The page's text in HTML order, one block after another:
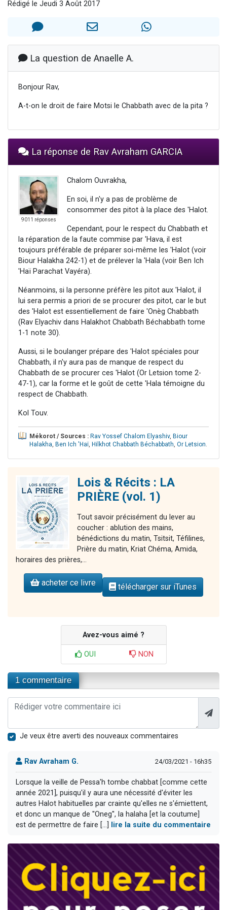
Il reste 49 places pour étudier en groupe sur Zoom
2 nouvelles musiques dans Torah-Box Music
6 personnes viennent de nous rejoindre sur WhatsApp
Rédigé le Jeudi 3 Août 2017
La question de Anaelle A.
Bonjour Rav,
A-t-on le droit de faire Motsi le Chabbath avec de la pita ?
La réponse de Rav Avraham GARCIA
9011 réponses
Chalom Ouvrakha,
En soi, il n'y a pas de problème de
consommer des pitot à la place des 'Halot.
Cependant, pour le respect du Chabbath et
la réparation de la faute commise par 'Hava, il est
toujours préférable de préparer soi-même les 'Halot (voir
Biour Halakha 242-1) et de prélever la 'Hala (voir Ben Ich
'Haï Parachat Vayéra).
Néanmoins, si la personne préfère les pitot aux 'Halot, il
lui sera permis a priori de se procurer des pitot, car le but
des 'Halot est essentiellement de faire 'Onèg Chabbath
(Rav Elyachiv dans Halakhot Chabbath Béchabbath tome
1-1 note 30).
Aussi, si le boulanger prépare des 'Halot spéciales pour
Chabbath, il n'y aura pas de manque de respect du
Chabbath de se procurer ces 'Halot (Or Letsion tome 2-
47-1), car la forme et le goût de cette 'Hala témoigne du
respect de Chabbath.
Kol Touv.
Mékorot / Sources : Rav Yossef Chalom Elyashiv, Biour
Halakha, Ben Ich 'Haï, Hilkhot Chabbath Béchabbath, Or Letsion.
Lois & Récits : LA
PRIÈRE (vol. 1)
Tout savoir précisément du lever au
coucher : ablution des mains,
bénédictions du matin, Tsitsit, Téfilines,
Prière du matin, Kriat Chéma, Amida,
horaires des prières,...
acheter ce livre télécharger sur iTunes
Avez-vous aimé ?
OUI NON
1 commentaire
Je veux être averti des nouveaux commentaires
Rav Avraham G. 24/03/2021 - 16h35
Lorsque la veille de Pessa'h tombe chabbat [comme cette
année 2021], puisqu'il y aura une nécessité d'éviter les
autres Halot habituelles par crainte qu'elles ne s'émiettent,
et donc un manque de ''Oneg'', la halaha [et la coutume]
est de permettre de faire [...]
lire la suite du commentaire